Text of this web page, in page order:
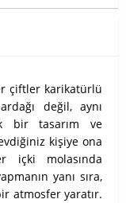
çiftler karikatürlü
değil, aynı
bir tasarım ve
kişiye ona
içki molasında
yanı sıra,
atmosfer yaratır.